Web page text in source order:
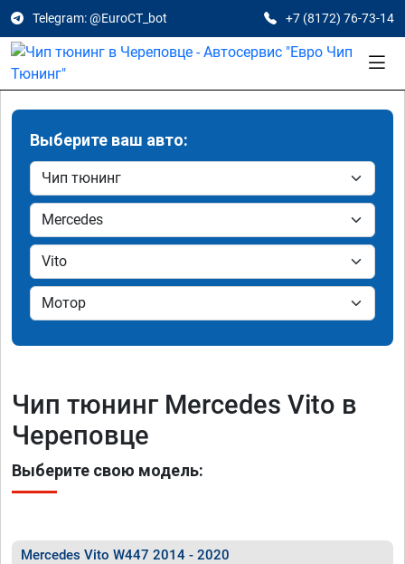
Telegram: @EuroCT_bot +7 (8172) 76-73-14
Выберите ваш авто:
Чип тюнинг Mercedes Vito в
Череповце
Выберите свою модель:
Mercedes Vito W447 2014 - 2020